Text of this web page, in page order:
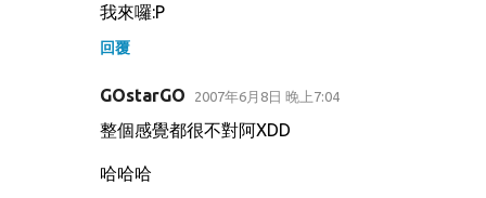
我來囉:P
回覆
GOstarGO 2007年6月8日 晚上7:04
整個感覺都很不對阿XDD
哈哈哈